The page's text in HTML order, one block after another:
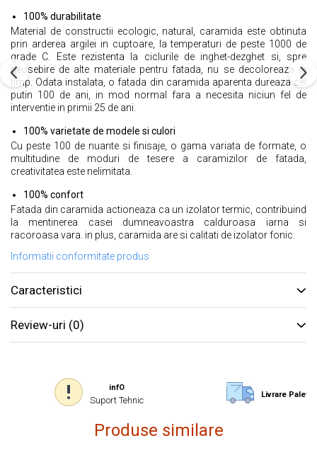
100% durabilitate
Material de constructii ecologic, natural, caramida este obtinuta
prin arderea argilei in cuptoare, la temperaturi de peste 1000 de
grade C. Este rezistenta la ciclurile de inghet-dezghet si, spre
deosebire de alte materiale pentru fatada, nu se decoloreaza in
timp. Odata instalata, o fatada din caramida aparenta dureaza cel
putin 100 de ani, in mod normal fara a necesita niciun fel de
interventie in primii 25 de ani.
100% varietate de modele si culori
Cu peste 100 de nuante si finisaje, o gama variata de formate, o
multitudine de moduri de tesere a caramizilor de fatada,
creativitatea este nelimitata.
100% confort
Fatada din caramida actioneaza ca un izolator termic, contribuind
la mentinerea casei dumneavoastra calduroasa iarna si
racoroasa vara. in plus, caramida are si calitati de izolator fonic.
Informatii conformitate produs
Caracteristici
Review-uri (0)
infO
Suport Tehnic Livrare
Produse similare